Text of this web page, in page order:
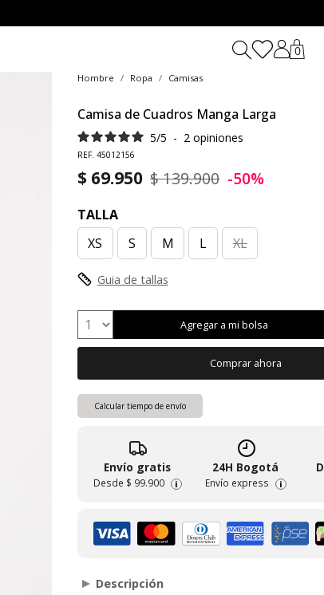
0
Hombre Ropa Camisas
Camisa de Cuadros Manga Larga
5/5 - 2 opiniones
REF. 45012156
$ 69.950 $ 139.900 -50%
TALLA
XS
S M L XL
Guia de tallas
Agregar a mi bolsa
Comprar ahora
Calcular tiempo de envío
Envío gratis
Desde $ 99.900 i
24H Bogotá
Envío express i
Descripción